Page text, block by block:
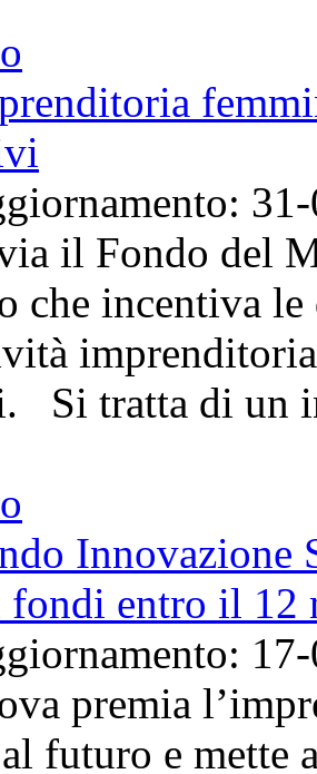
il Fondo del
che incentiva
Si tratta di un
Innovazione
fondi entro il 12
premia
futuro e mette